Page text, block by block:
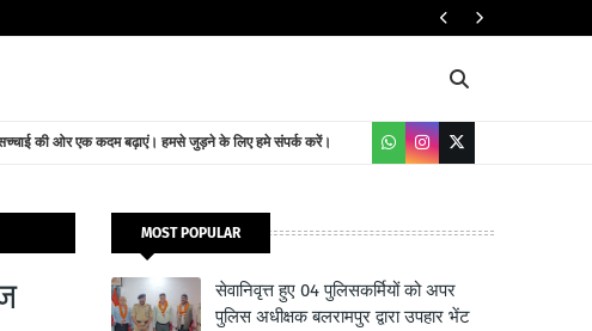
की ओर एक कदम बढ़ाएं। हमसे जुड़ने के लिए हमे संपर्क करें।
MOST POPULAR
सेवानिवृत्त हुए 04 पुलिसकर्मियों को अपर
पुलिस अधीक्षक बलरामपुर द्वारा उपहार भेंट